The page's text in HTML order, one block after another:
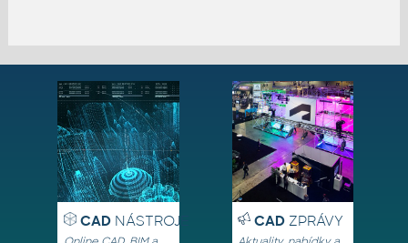
CADNÁSTROJE CADZPRÁVY